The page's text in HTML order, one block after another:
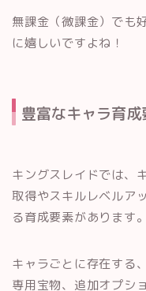
無課金（微課金）でも
に嬉しいですよね！
豊富なキャラ育成
キングスレイドでは、
取得やスキルレベルア
る育成要素があります。
キャラごとに存在する
専用宝物、追加オプシ